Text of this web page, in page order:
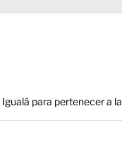
para pertenecer a la